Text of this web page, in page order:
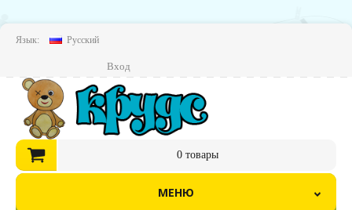
Язык: Русский
Вход
0товары
МЕНЮ